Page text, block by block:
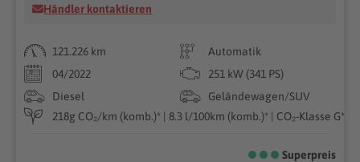
Händler kontaktieren
121.226 km
Automatik
04/2022
251 kW (341 PS)
Diesel
Geländewagen/SUV
218g CO₂/km (komb.)* | 8.3 l/100km (komb.)* | CO₂-Klasse G*
Superpreis